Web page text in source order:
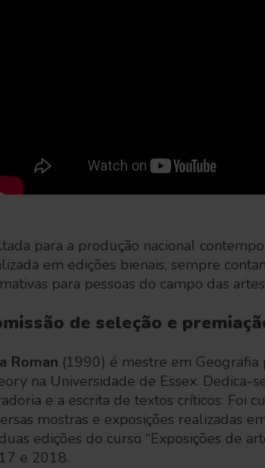
para a produção nacional
em edições bienais, sempre
para pessoas do campo das
de seleção e
Roman (1990) é mestre em
na Universidade de Essex. Dedica-
e a escrita de textos críticos. Foi
mostras e exposições realizadas
edições do curso “Exposições de
e 2018.